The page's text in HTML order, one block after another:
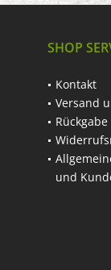
SHOP
Kontakt
Versand
Rückgabe
und